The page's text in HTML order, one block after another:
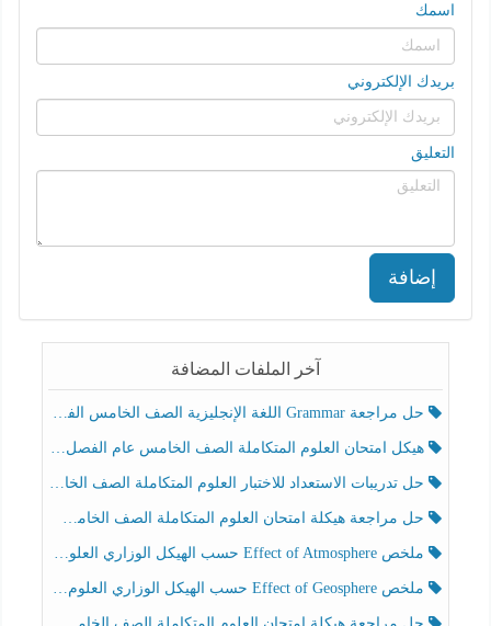
اسمك
بريدك الإلكتروني
التعليق
إضافة
آخر الملفات المضافة
حل مراجعة Grammar اللغة الإنجليزية الصف الخامس الفصل الثالث
هيكل امتحان العلوم المتكاملة الصف الخامس عام الفصل الدراسي الثالث 2025-2026
حل تدريبات الاستعداد للاختبار العلوم المتكاملة الصف الخامس عام الفصل الثالث
حل مراجعة هيكلة امتحان العلوم المتكاملة الصف الخامس انسبير الفصل الثالث
ملخص Effect of Atmosphere حسب الهيكل الوزاري العلوم المتكاملة الصف الخامس انسبير الفصل الثالث
ملخص Effect of Geosphere حسب الهيكل الوزاري العلوم المتكاملة الصف الخامس انسبير الفصل الثالث